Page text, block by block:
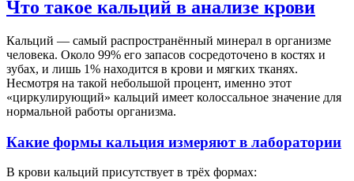
Что такое кальций в анализе крови
Кальций — самый распространённый минерал в организме
человека. Около 99% его запасов сосредоточено в костях и
зубах, и лишь 1% находится в крови и мягких тканях.
Несмотря на такой небольшой процент, именно этот
«циркулирующий» кальций имеет колоссальное значение для
нормальной работы организма.
Какие формы кальция измеряют в лаборатории
В крови кальций присутствует в трёх формах: